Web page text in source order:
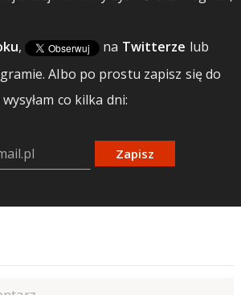
, na Twitterze lub
Albo po prostu zapisz się do
co kilka dni:
Zapisz